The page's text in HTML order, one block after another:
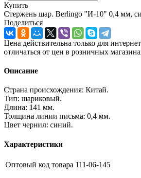
Купить
Стержень шар. Berlingo "И-10" 0,4 мм,
Поделиться
Цена действительна только для
отличаться от цен в розничных
Описание
Страна происхождения: Китай.
Тип: шариковый.
Длина: 141 мм.
Толщина линии письма: 0,4 мм.
Цвет чернил: синий.
Характеристики
Оптовый код товара 111-06-145